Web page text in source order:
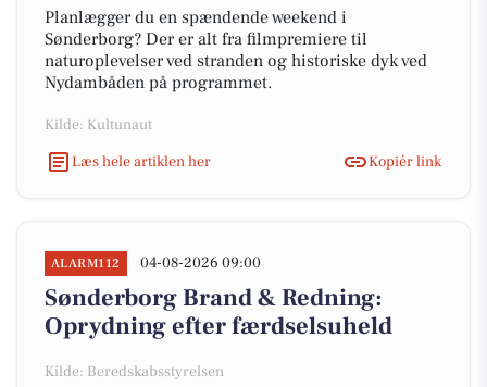
Planlægger du en spændende weekend i
Sønderborg? Der er alt fra filmpremiere til
naturoplevelser ved stranden og historiske dyk ved
Nydambåden på programmet.
Kilde: Kultunaut
Læs hele artiklen her
Kopiér link
ALARM112 04-08-2026 09:00
Sønderborg Brand & Redning:
Oprydning efter færdselsuheld
Kilde: Beredskabsstyrelsen